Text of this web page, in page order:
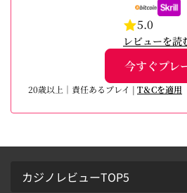
5.0
レビューを読
今すぐプレ
20歳以上｜責任あるプレイ | T＆Cを適用
カジノレビューTOP5